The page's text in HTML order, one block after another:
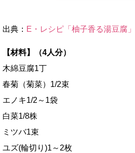
出典： E・レシピ「柚子香る湯豆腐」
【材料】（4人分）
木綿豆腐1丁
春菊（菊菜）1/2束
エノキ1/2～1袋
白菜1/8株
ミツバ1束
ユズ(輪切り)1～2枚